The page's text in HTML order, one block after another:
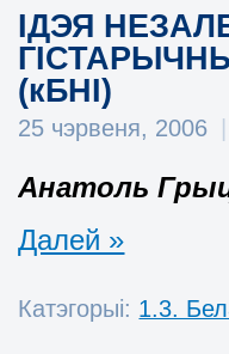
ІДЭЯ
(кБНІ)
25 чэрвеня, 2006
Анатоль
Далей »
Катэгорыі: 1.3.